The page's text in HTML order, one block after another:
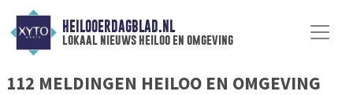
HEILOOERDAGBLAD.NL
lokaal nieuws heiloo en omgeving
112 MELDINGEN HEILOO EN OMGEVING